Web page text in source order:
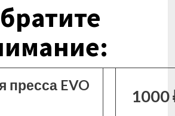
пресса EVO
1000